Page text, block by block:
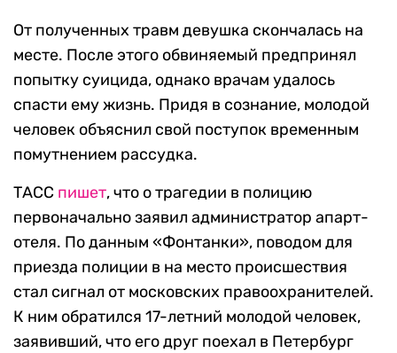
От полученных травм девушка скончалась на
месте. После этого обвиняемый предпринял
попытку суицида, однако врачам удалось
спасти ему жизнь. Придя в сознание, молодой
человек объяснил свой поступок временным
помутнением рассудка.
ТАСС пишет, что о трагедии в полицию
первоначально заявил администратор апарт-
отеля. По данным «Фонтанки», поводом для
приезда полиции в на место происшествия
стал сигнал от московских правоохранителей.
К ним обратился 17-летний молодой человек,
заявивший, что его друг поехал в Петербург